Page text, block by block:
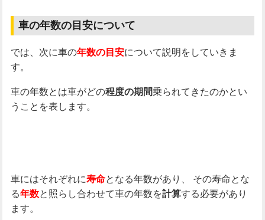
車の年数の目安について
では、次に車の年数の目安について説明をしていきま
す。
車の年数とは車がどの程度の期間乗られてきたのかとい
うことを表します。
車にはそれぞれに寿命となる年数があり、
その寿命とな
る年数と照らし合わせて車の年数を計算する必要があり
ます。